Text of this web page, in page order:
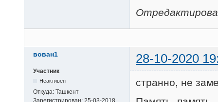
вован1 28-10-2020
Участник
Неактивен
Откуда: Ташкент
Зарегистрирован: 25-03-2018
странно, не